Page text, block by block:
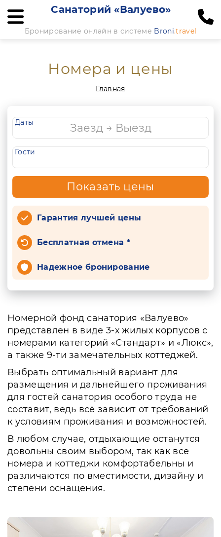
Санаторий «Валуево»
Бронирование онлайн в системе Broni.travel
Номера и цены
Главная
Даты
Гости
Показать цены
Гарантия лучшей цены
Бесплатная отмена *
Надежное бронирование
Номерной фонд санатория «Валуево»
представлен в виде 3-х жилых корпусов с
номерами категорий «Стандарт» и «Люкс»,
а также 9-ти замечательных коттеджей.
Выбрать оптимальный вариант для
размещения и дальнейшего проживания
для гостей санатория особого труда не
составит, ведь всё зависит от требований
к условиям проживания и возможностей.
В любом случае, отдыхающие останутся
довольны своим выбором, так как все
номера и коттеджи комфортабельны и
различаются по вместимости, дизайну и
степени оснащения.